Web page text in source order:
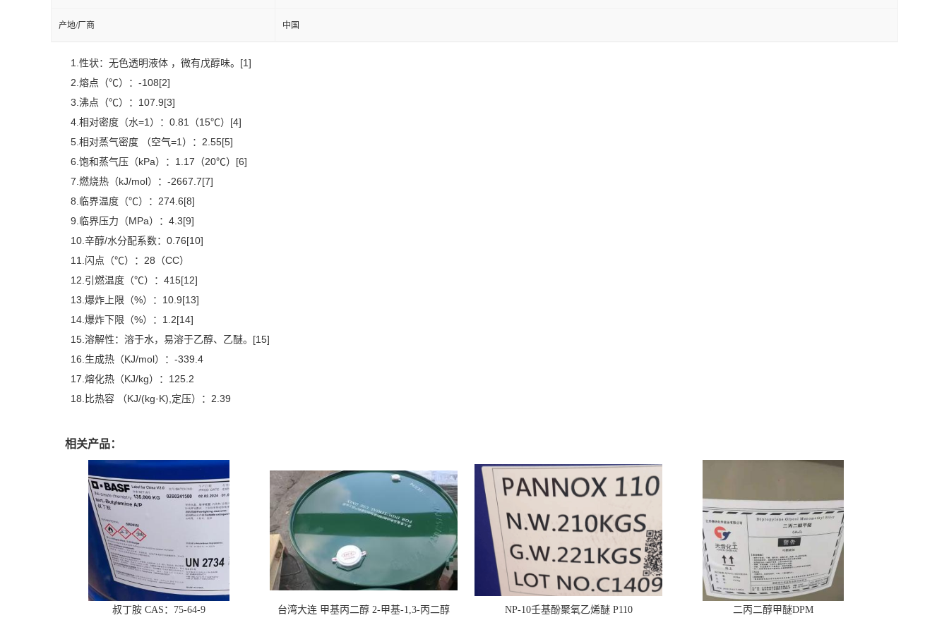
产地/厂商 中国
1.性状：无色透明液体 ，微有戊醇味。[1]
2.熔点（℃）：-108[2]
3.沸点（℃）：107.9[3]
4.相对密度（水=1）：0.81（15℃）[4]
5.相对蒸气密度 （空气=1）：2.55[5]
6.饱和蒸气压（kPa）：1.17（20℃）[6]
7.燃烧热（kJ/mol）：-2667.7[7]
8.临界温度（℃）：274.6[8]
9.临界压力（MPa）：4.3[9]
10.辛醇/水分配系数：0.76[10]
11.闪点（℃）：28（CC）
12.引燃温度（℃）：415[12]
13.爆炸上限（%）：10.9[13]
14.爆炸下限（%）：1.2[14]
15.溶解性：溶于水，易溶于乙醇、乙醚。[15]
16.生成热（KJ/mol）：-339.4
17.熔化热（KJ/kg）：125.2
18.比热容 （KJ/(kg·K),定压）：2.39
相关产品：
叔丁胺 CAS：75-64-9 台湾大连 甲基丙二醇 2-甲基-1,3-丙二醇 NP-10壬基酚聚氧乙烯醚 P110 二丙二醇甲醚DPM